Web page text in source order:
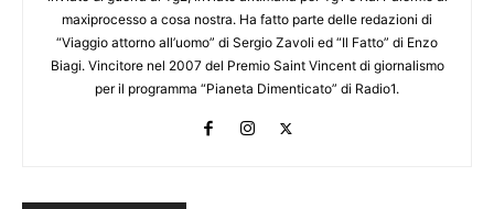
maxiprocesso a cosa nostra. Ha fatto parte delle redazioni di
“Viaggio attorno all’uomo” di Sergio Zavoli ed “Il Fatto” di Enzo
Biagi. Vincitore nel 2007 del Premio Saint Vincent di giornalismo
per il programma “Pianeta Dimenticato” di Radio1.